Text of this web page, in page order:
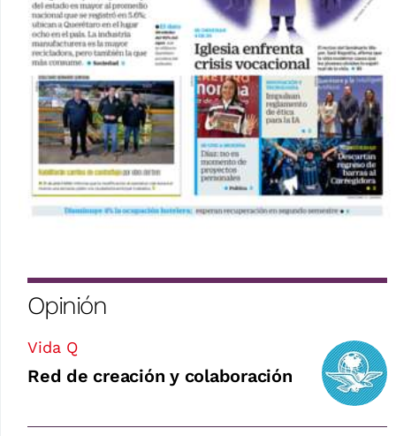
Opinión
Vida Q
Red de creación y colaboración